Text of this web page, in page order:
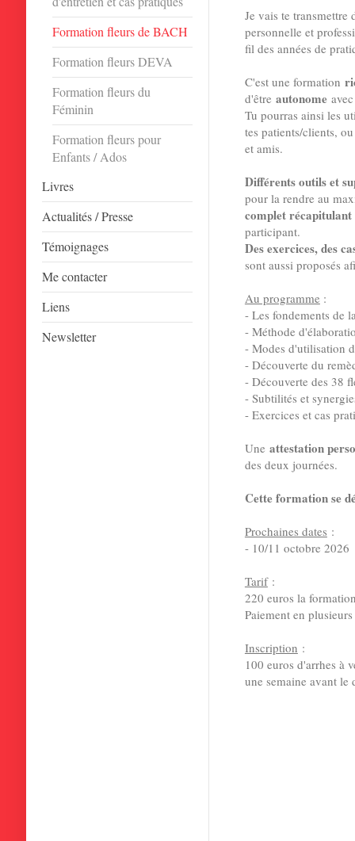
Formation fleurs de BACH
Formation fleurs DEVA
Formation fleurs du
Féminin
Formation fleurs pour
Enfants / Ados
Livres
Actualités / Presse
Témoignages
Me contacter
Liens
Newsletter
Je vais te transmettre
personnelle et
fil des années de
C'est une formation
d'être autonome
Tu pourras ainsi les
tes patients/clients,
et amis.
Différents outils et
pour la rendre au
complet
participant.
Des exercices, des
sont aussi proposés
Au programme :
- Les fondements de
- Méthode
- Modes d'utilisation
- Découverte du
- Découverte des 38
- Subtilités et
- Exercices et cas
Une attestation
des deux journées.
Cette formation se
Prochaines dates :
- 10/11 octobre 2026
Tarif:
220 euros la
Paiement en
Inscription :
100 euros d'arrhes à
une semaine avant